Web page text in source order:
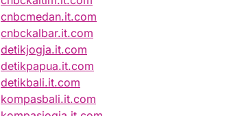
cnbcmedan.it.com
cnbckalbar.it.com
detikjogja.it.com
detikpapua.it.com
detikbali.it.com
kompasbali.it.com